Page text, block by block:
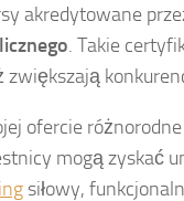
akredytowane
. Takie
ofercie
mogą zyskać
siłowy,